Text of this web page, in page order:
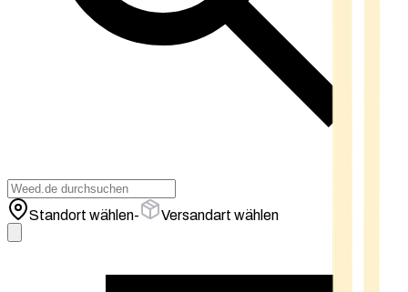
Standort wählen- Versandart wählen